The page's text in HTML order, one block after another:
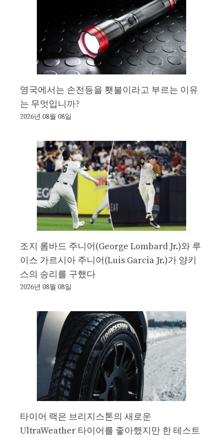
영국에서는 손전등을 횃불이라고 부르는 이유
는 무엇입니까?
2026년 08월 08일
조지 롬바드 주니어(George Lombard Jr.)와 루
이스 가르시아 주니어(Luis Garcia Jr.)가 양키
스의 승리를 구했다
2026년 08월 08일
타이어 랙은 브리지스톤의 새로운
UltraWeather 타이어를 좋아했지만 한 테스트